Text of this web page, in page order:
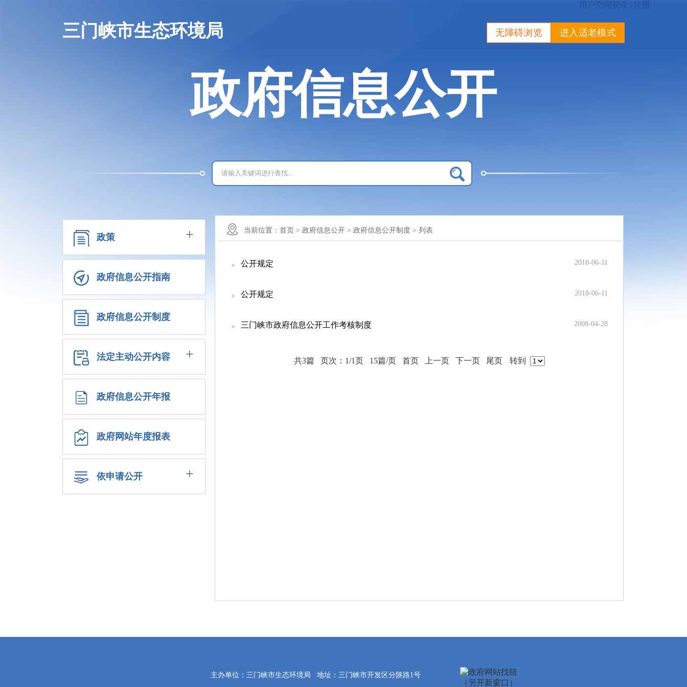
三门峡市生态环境局 无障碍浏览 进入适老模式
政府信息公开
政策 +
政府信息公开指南
政府信息公开制度
法定主动公开内容 +
政府信息公开年报
政府网站年度报表
依申请公开 +
当前位置： 首页 > 政府信息公开 > 政府信息公开制度 > 列表
公开规定 2018-06-11
公开规定 2018-06-11
三门峡市政府信息公开工作考核制度 2008-04-28
共3篇 页次：1/1页 15篇/页 首页 上一页 下一页 尾页 转到
主办单位：三门峡市生态环境局 地址：三门峡市开发区分陕路1号